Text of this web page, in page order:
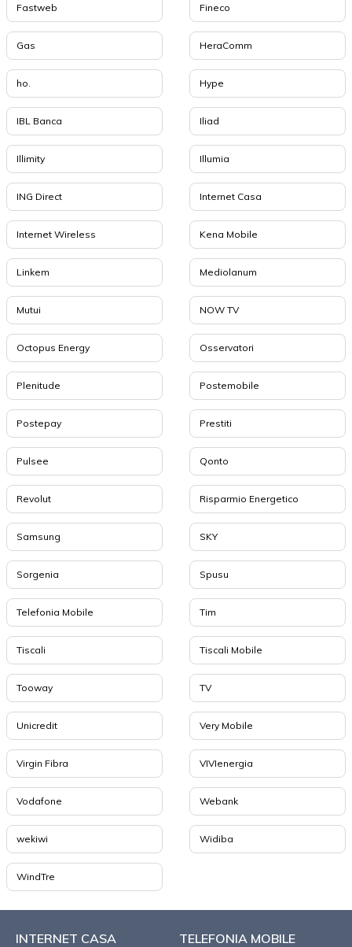
Fastweb Fineco
Gas HeraComm
ho. Hype
IBL Banca Iliad
Illimity Illumia
ING Direct Internet Casa
Internet Wireless Kena Mobile
Linkem Mediolanum
Mutui NOW TV
Octopus Energy Osservatori
Plenitude Postemobile
Postepay Prestiti
Pulsee Qonto
Revolut Risparmio Energetico
Samsung SKY
Sorgenia Spusu
Telefonia Mobile Tim
Tiscali Tiscali Mobile
Tooway TV
Unicredit Very Mobile
Virgin Fibra VIVIenergia
Vodafone Webank
wekiwi Widiba
WindTre
INTERNET CASA TELEFONIA MOBILE